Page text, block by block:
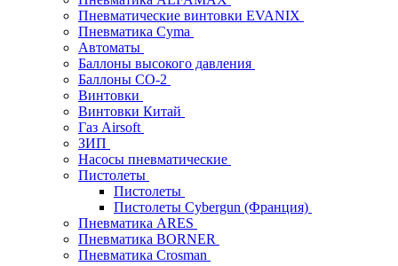
Пневматические винтовки EVANIX
Пневматика Cyma
Автоматы
Баллоны высокого давления
Баллоны СО-2
Винтовки
Винтовки Китай
Газ Airsoft
ЗИП
Насосы пневматические
Пистолеты
Пистолеты
Пистолеты Cybergun (Франция)
Пневматика ARES
Пневматика BORNER
Пневматика Crosman